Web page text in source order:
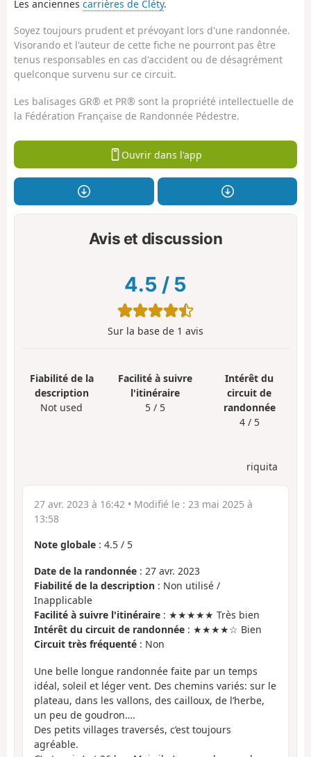
Les anciennes carrières de Cléty.
Soyez toujours prudent et prévoyant lors d'une randonnée.
Visorando et l'auteur de cette fiche ne pourront pas être
tenus responsables en cas d'accident ou de désagrément
quelconque survenu sur ce circuit.
Les balisages GR® et PR® sont la propriété intellectuelle de
la Fédération Française de Randonnée Pédestre.
Ouvrir dans l'app
Avis et discussion
4.5 / 5
Sur la base de 1 avis
Fiabilité de la
description
Not used
Facilité à suivre
l'itinéraire
5 / 5
Intérêt du
circuit de
randonnée
4 / 5
riquita
27 avr. 2023 à 16:42 • Modifié le : 23 mai 2025 à
13:58
Note globale : 4.5 / 5
Date de la randonnée : 27 avr. 2023
Fiabilité de la description : Non utilisé /
Inapplicable
Facilité à suivre l'itinéraire : ★★★★★ Très bien
Intérêt du circuit de randonnée : ★★★★☆ Bien
Circuit très fréquenté : Non
Une belle longue randonnée faite par un temps
idéal, soleil et léger vent. Des chemins variés: sur le
plateau, dans les vallons, des cailloux, de l’herbe,
un peu de goudron….
Des petits villages traversés, c’est toujours
agréable.